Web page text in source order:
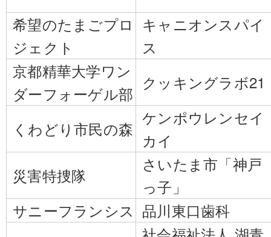
希望のたまごプロ
ジェクト
キャニオンスパイ
ス
京都精華大学ワン
ダーフォーゲル部
クッキングラボ21
くわどり市民の森
ケンポウレンセイ
カイ
災害特捜隊
さいたま市「神戸
っ子」
サニーフランシス 品川東口歯科